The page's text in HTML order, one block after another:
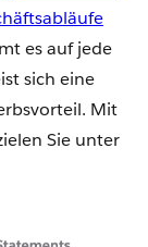
es auf jede
sich eine
Mit
Sie unter